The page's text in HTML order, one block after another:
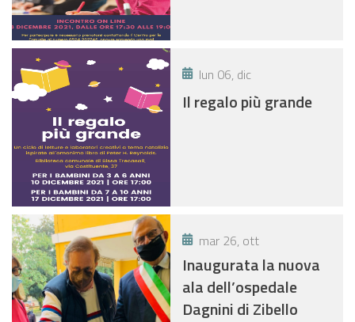
lun 06, dic
Il regalo più grande
mar 26, ott
Inaugurata la nuova
ala dell’ospedale
Dagnini di Zibello